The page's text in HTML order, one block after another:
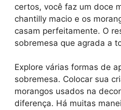
certos, você faz um doce
chantilly macio e os
casam perfeitamente. O
sobremesa que agrada a
Explore várias formas de
sobremesa. Colocar sua
morangos usados na
diferença. Há muitas